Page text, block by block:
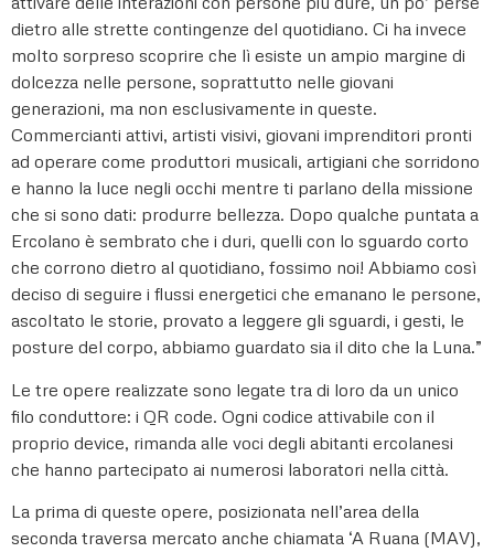
dietro alle strette contingenze del quotidiano. Ci ha invece
molto sorpreso scoprire che lì esiste un ampio margine di
dolcezza nelle persone, soprattutto nelle giovani
generazioni, ma non esclusivamente in queste.
Commercianti attivi, artisti visivi, giovani imprenditori pronti
ad operare come produttori musicali, artigiani che sorridono
e hanno la luce negli occhi mentre ti parlano della missione
che si sono dati: produrre bellezza. Dopo qualche puntata a
Ercolano è sembrato che i duri, quelli con lo sguardo corto
che corrono dietro al quotidiano, fossimo noi! Abbiamo così
deciso di seguire i flussi energetici che emanano le persone,
ascoltato le storie, provato a leggere gli sguardi, i gesti, le
posture del corpo, abbiamo guardato sia il dito che la Luna.”
Le tre opere realizzate sono legate tra di loro da un unico
filo conduttore: i QR code. Ogni codice attivabile con il
proprio device, rimanda alle voci degli abitanti ercolanesi
che hanno partecipato ai numerosi laboratori nella città.
La prima di queste opere, posizionata nell’area della
seconda traversa mercato anche chiamata ‘A Ruana (MAV),